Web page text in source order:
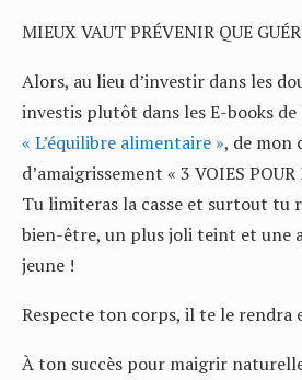
MIEUX VAUT PRÉVENIR QUE
Alors, au lieu d’investir dans les
investis plutôt dans les E-books de
« L’équilibre alimentaire », de mon
d’amaigrissement « 3 VOIES
Tu limiteras la casse et surtout tu
bien-être, un plus joli teint et une
jeune !
Respecte ton corps, il te le rendra
À ton succès pour maigrir